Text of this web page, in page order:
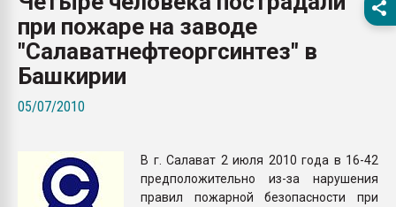
28.07.2026
ситуацией на
Всё, что касается
при пожаре на заводе
"Салаватнефтеоргсинтез" в
Башкирии
05/07/2010
В г. Салават 2 июля 2010 года в 16-42
предположительно из-за нарушения
правил пожарной безопасности при